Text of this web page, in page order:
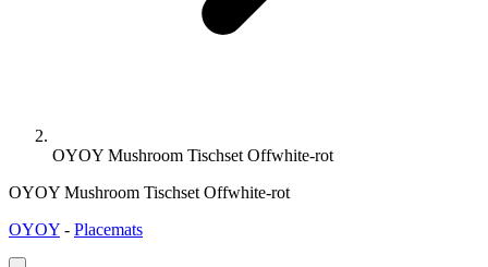
OYOY Mushroom Tischset Offwhite-rot
OYOY Mushroom Tischset Offwhite-rot
OYOY - Placemats